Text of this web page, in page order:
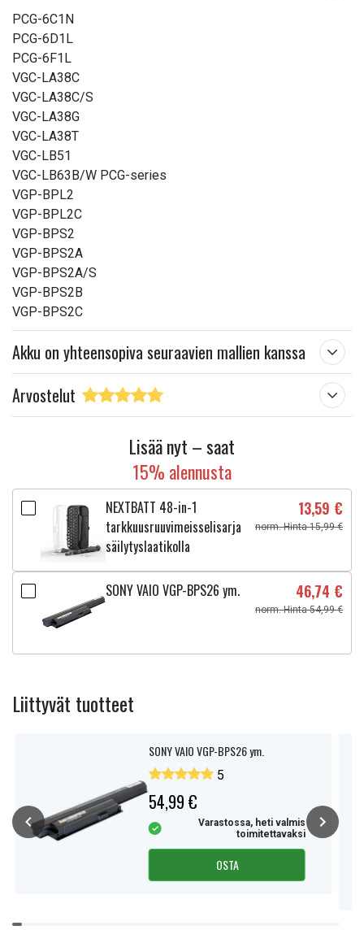
PCG-6C1N
PCG-6D1L
PCG-6F1L
VGC-LA38C
VGC-LA38C/S
VGC-LA38G
VGC-LA38T
VGC-LB51
VGC-LB63B/W PCG-series
VGP-BPL2
VGP-BPL2C
VGP-BPS2
VGP-BPS2A
VGP-BPS2A/S
VGP-BPS2B
VGP-BPS2C
Akku on yhteensopiva seuraavien mallien kanssa
Arvostelut
Lisää nyt – saat
15% alennusta
NEXTBATT 48-in-1
tarkkuusruuvimeisselisarja
säilytyslaatikolla
13,59 €
norm. Hinta 15,99 €
SONY VAIO VGP-BPS26 ym. 46,74 €
norm. Hinta 54,99 €
Liittyvät tuotteet
SONY VAIO VGP-BPS26 ym.
5
54,99 €
Varastossa, heti valmis
toimitettavaksi
OSTA
Item